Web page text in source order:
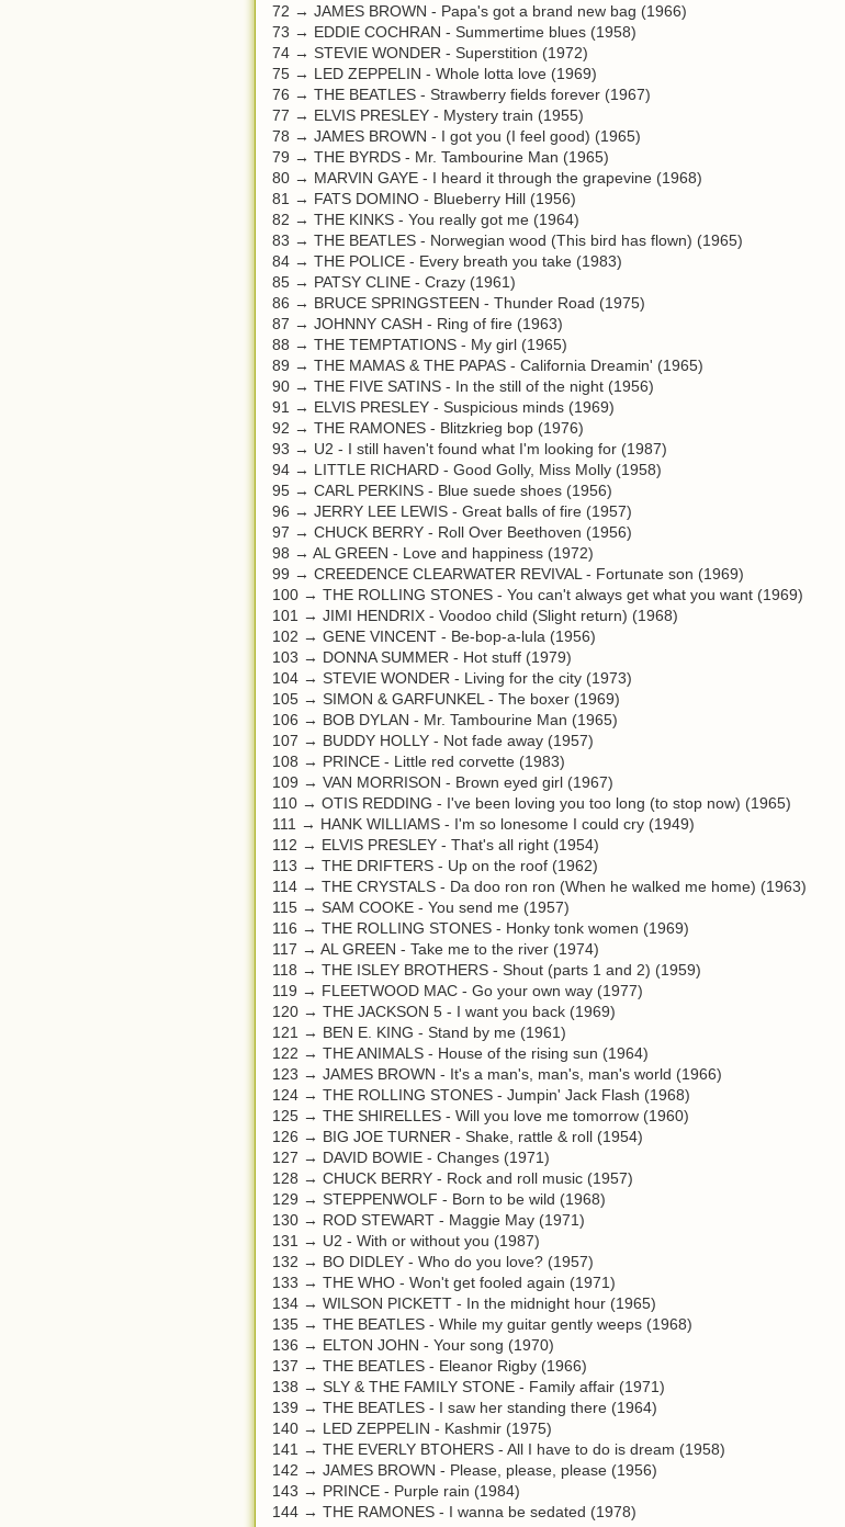
72 → JAMES BROWN - Papa's got a brand new bag (1966)
73 → EDDIE COCHRAN - Summertime blues (1958)
74 → STEVIE WONDER - Superstition (1972)
75 → LED ZEPPELIN - Whole lotta love (1969)
76 → THE BEATLES - Strawberry fields forever (1967)
77 → ELVIS PRESLEY - Mystery train (1955)
78 → JAMES BROWN - I got you (I feel good) (1965)
79 → THE BYRDS - Mr. Tambourine Man (1965)
80 → MARVIN GAYE - I heard it through the grapevine (1968)
81 → FATS DOMINO - Blueberry Hill (1956)
82 → THE KINKS - You really got me (1964)
83 → THE BEATLES - Norwegian wood (This bird has flown) (1965)
84 → THE POLICE - Every breath you take (1983)
85 → PATSY CLINE - Crazy (1961)
86 → BRUCE SPRINGSTEEN - Thunder Road (1975)
87 → JOHNNY CASH - Ring of fire (1963)
88 → THE TEMPTATIONS - My girl (1965)
89 → THE MAMAS & THE PAPAS - California Dreamin' (1965)
90 → THE FIVE SATINS - In the still of the night (1956)
91 → ELVIS PRESLEY - Suspicious minds (1969)
92 → THE RAMONES - Blitzkrieg bop (1976)
93 → U2 - I still haven't found what I'm looking for (1987)
94 → LITTLE RICHARD - Good Golly, Miss Molly (1958)
95 → CARL PERKINS - Blue suede shoes (1956)
96 → JERRY LEE LEWIS - Great balls of fire (1957)
97 → CHUCK BERRY - Roll Over Beethoven (1956)
98 → AL GREEN - Love and happiness (1972)
99 → CREEDENCE CLEARWATER REVIVAL - Fortunate son (1969)
100 → THE ROLLING STONES - You can't always get what you want (1969)
101 → JIMI HENDRIX - Voodoo child (Slight return) (1968)
102 → GENE VINCENT - Be-bop-a-lula (1956)
103 → DONNA SUMMER - Hot stuff (1979)
104 → STEVIE WONDER - Living for the city (1973)
105 → SIMON & GARFUNKEL - The boxer (1969)
106 → BOB DYLAN - Mr. Tambourine Man (1965)
107 → BUDDY HOLLY - Not fade away (1957)
108 → PRINCE - Little red corvette (1983)
109 → VAN MORRISON - Brown eyed girl (1967)
110 → OTIS REDDING - I've been loving you too long (to stop now) (1965)
111 → HANK WILLIAMS - I'm so lonesome I could cry (1949)
112 → ELVIS PRESLEY - That's all right (1954)
113 → THE DRIFTERS - Up on the roof (1962)
114 → THE CRYSTALS - Da doo ron ron (When he walked me home) (1963)
115 → SAM COOKE - You send me (1957)
116 → THE ROLLING STONES - Honky tonk women (1969)
117 → AL GREEN - Take me to the river (1974)
118 → THE ISLEY BROTHERS - Shout (parts 1 and 2) (1959)
119 → FLEETWOOD MAC - Go your own way (1977)
120 → THE JACKSON 5 - I want you back (1969)
121 → BEN E. KING - Stand by me (1961)
122 → THE ANIMALS - House of the rising sun (1964)
123 → JAMES BROWN - It's a man's, man's, man's world (1966)
124 → THE ROLLING STONES - Jumpin' Jack Flash (1968)
125 → THE SHIRELLES - Will you love me tomorrow (1960)
126 → BIG JOE TURNER - Shake, rattle & roll (1954)
127 → DAVID BOWIE - Changes (1971)
128 → CHUCK BERRY - Rock and roll music (1957)
129 → STEPPENWOLF - Born to be wild (1968)
130 → ROD STEWART - Maggie May (1971)
131 → U2 - With or without you (1987)
132 → BO DIDLEY - Who do you love? (1957)
133 → THE WHO - Won't get fooled again (1971)
134 → WILSON PICKETT - In the midnight hour (1965)
135 → THE BEATLES - While my guitar gently weeps (1968)
136 → ELTON JOHN - Your song (1970)
137 → THE BEATLES - Eleanor Rigby (1966)
138 → SLY & THE FAMILY STONE - Family affair (1971)
139 → THE BEATLES - I saw her standing there (1964)
140 → LED ZEPPELIN - Kashmir (1975)
141 → THE EVERLY BTOHERS - All I have to do is dream (1958)
142 → JAMES BROWN - Please, please, please (1956)
143 → PRINCE - Purple rain (1984)
144 → THE RAMONES - I wanna be sedated (1978)